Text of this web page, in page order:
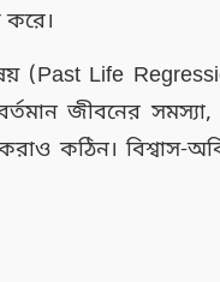
করে।
(Past Life
জীবনের
কঠিন। বিশ্বাস-